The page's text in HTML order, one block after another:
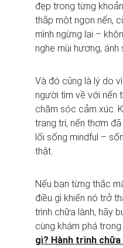
đẹp trong từng
thắp một ngọn nến,
mình ngừng lại –
nghe mùi hương, ánh
Và đó cũng là lý do
người tìm về với nến
chăm sóc cảm xúc.
trang trí, nến thơm
lối sống mindful –
thật.
Nếu bạn từng thắc
điều gì khiến nó trở
trình chữa lành, hãy
cùng khám phá trong
gì? Hành trình